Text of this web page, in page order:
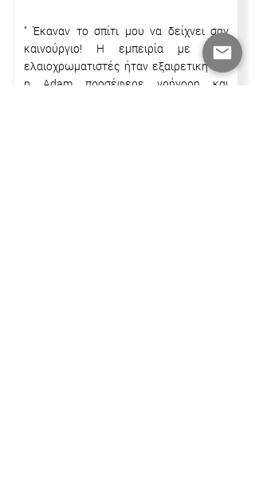
" Έκαναν το σπίτι μου να δείχνει σαν
καινούργιο! Η εμπειρία με τους
ελαιοχρωματιστές ήταν εξαιρετική και
η Adam προσέφερε γρήγορη και